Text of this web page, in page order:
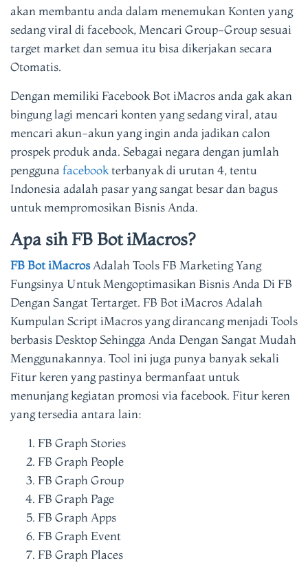
akan membantu anda dalam menemukan Konten yang
sedang viral di facebook, Mencari Group-Group sesuai
target market dan semua itu bisa dikerjakan secara
Otomatis.
Dengan memiliki Facebook Bot iMacros anda gak akan
bingung lagi mencari konten yang sedang viral, atau
mencari akun-akun yang ingin anda jadikan calon
prospek produk anda. Sebagai negara dengan jumlah
pengguna facebook terbanyak di urutan 4, tentu
Indonesia adalah pasar yang sangat besar dan bagus
untuk mempromosikan Bisnis Anda.
Apa sih FB Bot iMacros?
FB Bot iMacrosAdalah Tools FB Marketing Yang
Fungsinya Untuk Mengoptimasikan Bisnis Anda Di FB
Dengan Sangat Tertarget. FB Bot iMacros Adalah
Kumpulan Script iMacros yang dirancang menjadi Tools
berbasis Desktop Sehingga Anda Dengan Sangat Mudah
Menggunakannya. Tool ini juga punya banyak sekali
Fitur keren yang pastinya bermanfaat untuk
menunjang kegiatan promosi via facebook. Fitur keren
yang tersedia antara lain:
FB Graph Stories
FB Graph People
FB Graph Group
FB Graph Page
FB Graph Apps
FB Graph Event
FB Graph Places